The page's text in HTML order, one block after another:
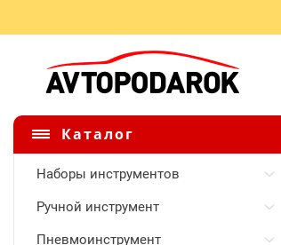
Каталог
Наборы инструментов
Ручной инструмент
Пневмоинструмент